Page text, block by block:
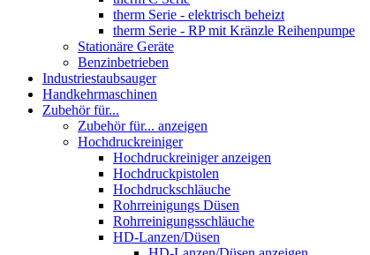
therm Serie - elektrisch beheizt
therm Serie - RP mit Kränzle Reihenpumpe
Stationäre Geräte
Benzinbetrieben
Industriestaubsauger
Handkehrmaschinen
Zubehör für...
Zubehör für... anzeigen
Hochdruckreiniger
Hochdruckreiniger anzeigen
Hochdruckpistolen
Hochdruckschläuche
Rohrreinigungs Düsen
Rohrreinigungsschläuche
HD-Lanzen/Düsen